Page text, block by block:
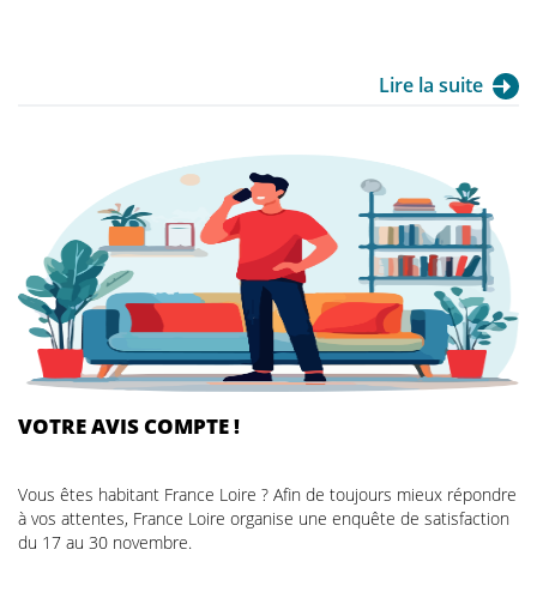
Lire la suite
VOTRE AVIS COMPTE !
Vous êtes habitant France Loire ? Afin de toujours mieux répondre
à vos attentes, France Loire organise une enquête de satisfaction
du 17 au 30 novembre.